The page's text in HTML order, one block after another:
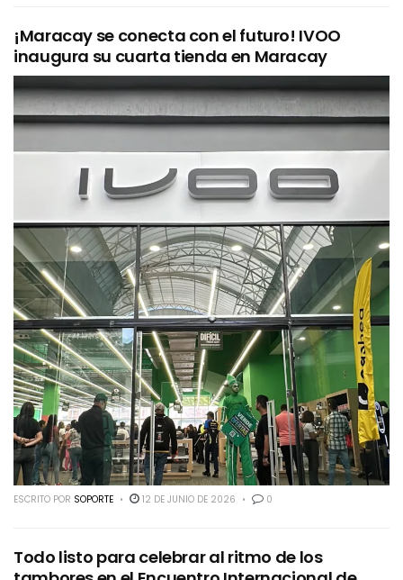
¡Maracay se conecta con el futuro! IVOO
inaugura su cuarta tienda en Maracay
ESCRITO POR SOPORTE 12 DE JUNIO DE 2026 0
Todo listo para celebrar al ritmo de los